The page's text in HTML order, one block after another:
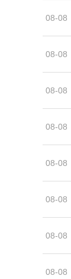
08-08
08-08
08-08
08-08
08-08
08-08
08-08
08-08